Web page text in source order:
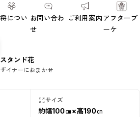
につい お問い合わ
せ
ご利用案内 アフターブ
ーケ
タンド花
イナーにおまかせ
サイズ
約幅100㎝×高190㎝